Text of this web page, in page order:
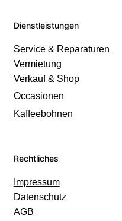
Dienstleistungen
Service & Reparaturen
Vermietung
Verkauf & Shop
Occasionen
Kaffeebohnen
Rechtliches
Impressum
Datenschutz
AGB